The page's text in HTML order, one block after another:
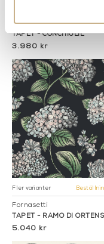
Fornasetti
TAPET - CONCHIGLIE
3.980 kr
Fler varianter
Fornasetti
TAPET - RAMO DI
5.040 kr